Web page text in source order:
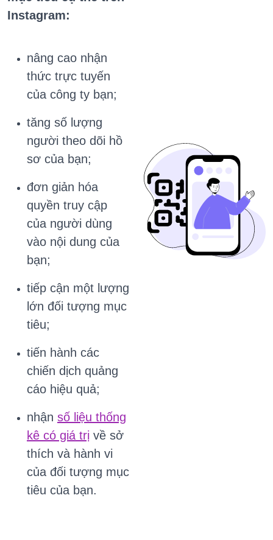
Instagram:
nâng cao nhận
thức trực tuyến
của công ty bạn;
tăng số lượng
người theo dõi hồ
sơ của bạn;
đơn giản hóa
quyền truy cập
của người dùng
vào nội dung của
bạn;
tiếp cận một lượng
lớn đối tượng mục
tiêu;
tiến hành các
chiến dịch quảng
cáo hiệu quả;
nhận số liệu thống
kê có giá trị về sở
thích và hành vi
của đối tượng mục
tiêu của bạn.